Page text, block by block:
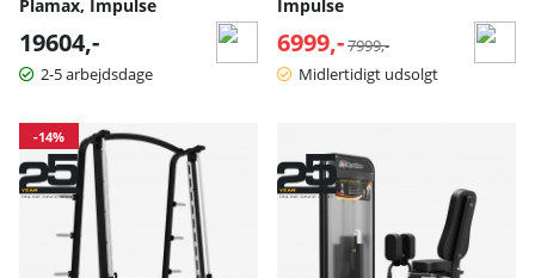
Plamax, Impulse
19604,-
2-5 arbejdsdage
Impulse
6999,-Normalpris:
7999,-
Midlertidigt udsolgt
-14%